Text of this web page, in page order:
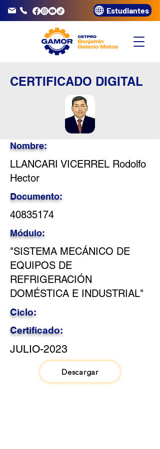
3320072 Estudiantes
CERTIFICADO DIGITAL
Nombre:
LLANCARI VICERREL Rodolfo
Hector
Documento:
40835174
Módulo:
"SISTEMA MECÁNICO DE
EQUIPOS DE
REFRIGERACIÓN
DOMÉSTICA E INDUSTRIAL"
Ciclo:
Certificado:
JULIO-2023
Descargar